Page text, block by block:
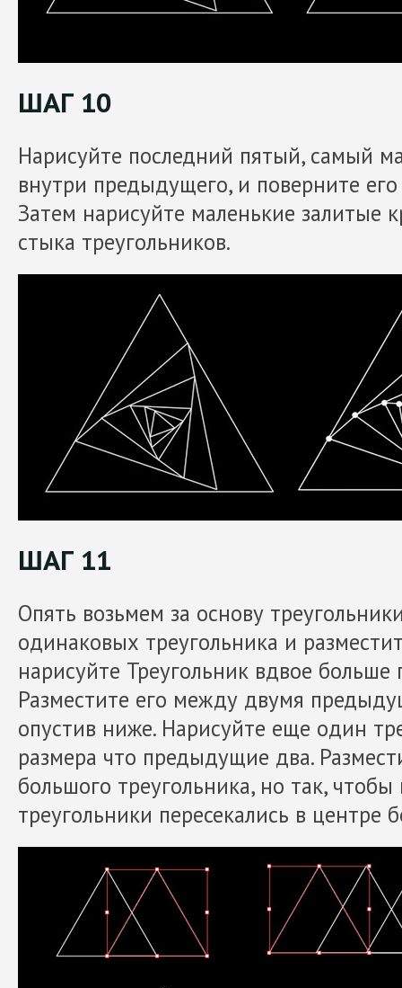
ШАГ 10
Нарисуйте последний пятый, самый
внутри предыдущего, и поверните
Затем нарисуйте маленькие залитые
стыка треугольников.
ШАГ 11
Опять возьмем за основу
одинаковых треугольника и
нарисуйте Треугольник вдвое
Разместите его между двумя
опустив ниже. Нарисуйте еще один
размера что предыдущие два.
большого треугольника, но так, чтобы
треугольники пересекались в центре